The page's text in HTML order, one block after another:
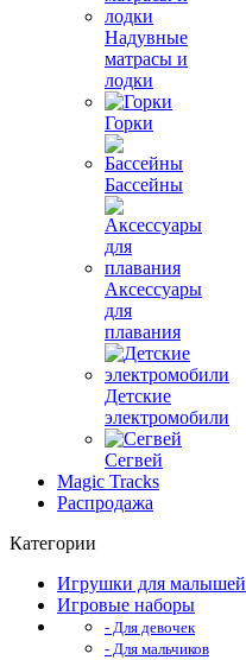
Надувные
матрасы и
лодки
Горки
Бассейны
Аксессуары
для
плавания
Детские
электромобили
Сегвей
Magic Tracks
Распродажа
Категории
Игрушки для малышей
Игровые наборы
- Для девочек
- Для мальчиков